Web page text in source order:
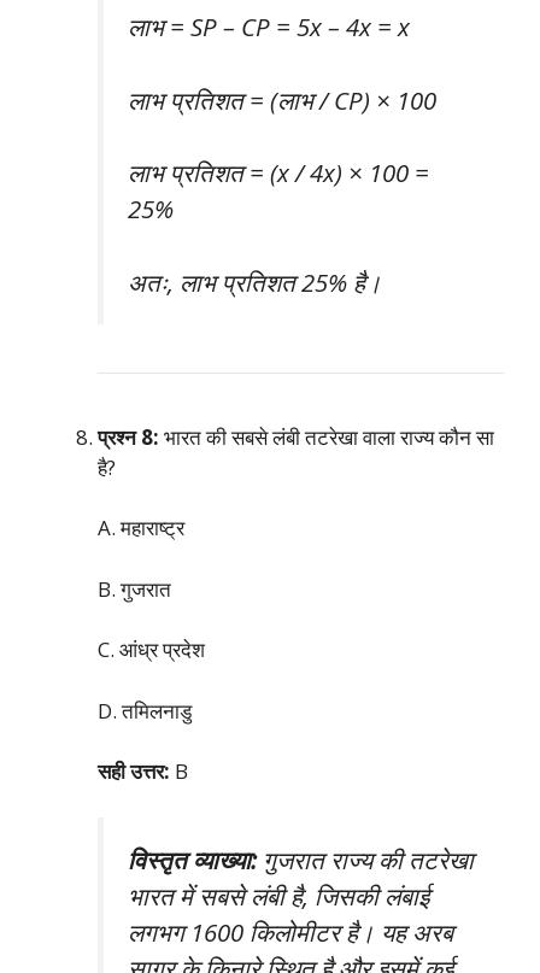
लाभ = SP – CP = 5x – 4x = x
लाभ प्रतिशत = (लाभ / CP) × 100
लाभ प्रतिशत = (x / 4x) × 100 =
25%
अतः, लाभ प्रतिशत 25% है।
प्रश्न 8: भारत की सबसे लंबी तटरेखा वाला राज्य कौन सा
है?
A. महाराष्ट्र
B. गुजरात
C. आंध्र प्रदेश
D. तमिलनाडु
सही उत्तर: B
विस्तृत व्याख्या:गुजरात राज्य की तटरेखा
भारत में सबसे लंबी है, जिसकी लंबाई
लगभग 1600 किलोमीटर है। यह अरब